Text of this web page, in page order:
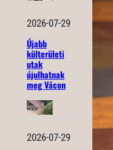
2026-07-29
Újabb
külterületi
utak
újulhatnak
meg Vácon
2026-07-29